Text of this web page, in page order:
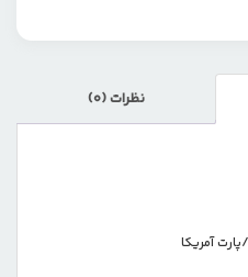
نظرات (0)